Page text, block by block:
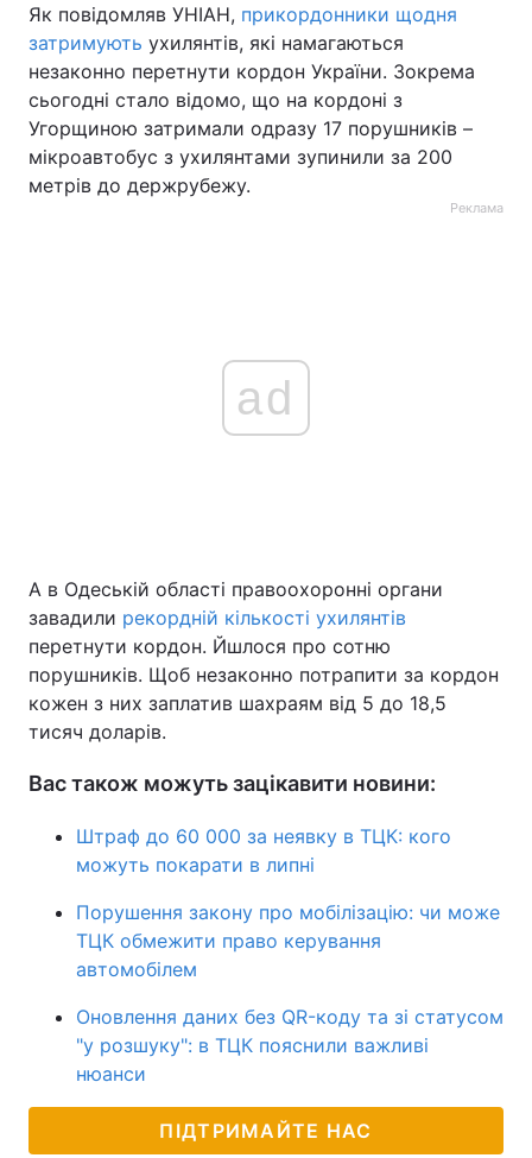
Як повідомляв УНІАН, прикордонники щодня
затримують ухилянтів, які намагаються
незаконно перетнути кордон України. Зокрема
сьогодні стало відомо, що на кордоні з
Угорщиною затримали одразу 17 порушників –
мікроавтобус з ухилянтами зупинили за 200
метрів до держрубежу.
Реклама
ad
А в Одеській області правоохоронні органи
завадили рекордній кількості ухилянтів
перетнути кордон. Йшлося про сотню
порушників. Щоб незаконно потрапити за кордон
кожен з них заплатив шахраям від 5 до 18,5
тисяч доларів.
Вас також можуть зацікавити новини:
Штраф до 60 000 за неявку в ТЦК: кого
можуть покарати в липні
Порушення закону про мобілізацію: чи може
ТЦК обмежити право керування
автомобілем
Оновлення даних без QR-коду та зі статусом
"у розшуку": в ТЦК пояснили важливі
нюанси
ПІДТРИМАЙТЕ НАС